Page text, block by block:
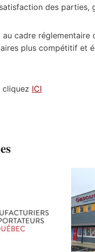
des parties,
cadre réglementaire
plus compétitif et
cliquez ICI